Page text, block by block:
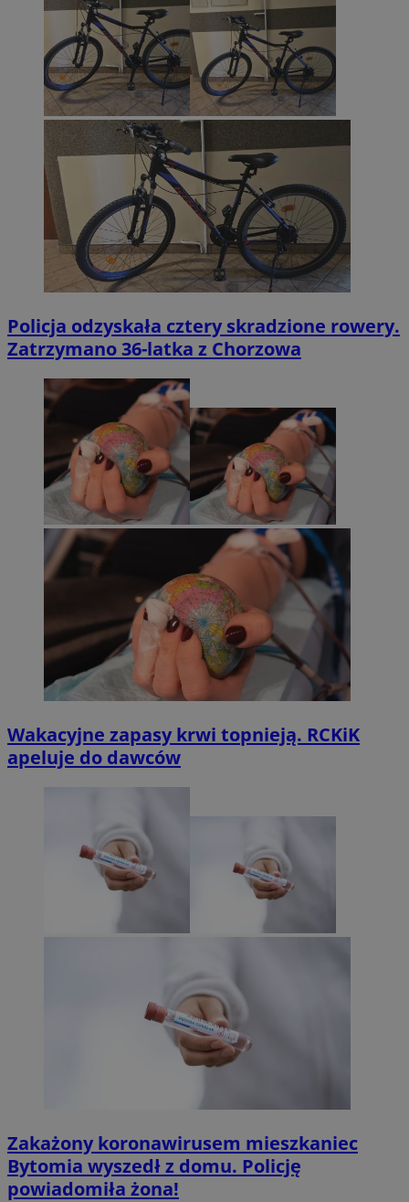
Policja odzyskała cztery skradzione rowery.
Zatrzymano 36-latka z Chorzowa
Wakacyjne zapasy krwi topnieją. RCKiK
apeluje do dawców
Zakażony koronawirusem mieszkaniec
Bytomia wyszedł z domu. Policję
powiadomiła żona!